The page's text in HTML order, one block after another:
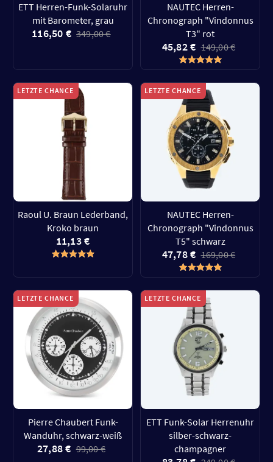
ETT Herren-Funk-Solaruhr
mit Barometer, grau
116,50 € 349,00 €
NAUTEC Herren-
Chronograph "Vindonnus
T3" rot
45,82 € 149,00 €
LETZTE CHANCE
Raoul U. Braun Lederband,
Kroko braun
11,13 €
LETZTE CHANCE
NAUTEC Herren-
Chronograph "Vindonnus
T5" schwarz
47,78 € 169,00 €
LETZTE CHANCE
Pierre Chaubert Funk-
Wanduhr, schwarz-weiß
27,88 € 99,00 €
LETZTE CHANCE
ETT Funk-Solar Herrenuhr
silber-schwarz-
champagner